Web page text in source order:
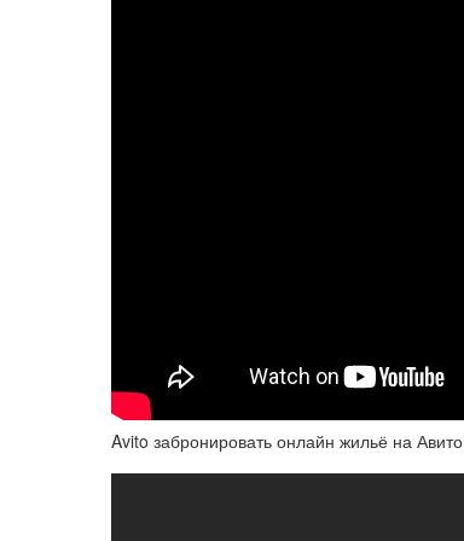
Avito забронировать онлайн жильё на Авито